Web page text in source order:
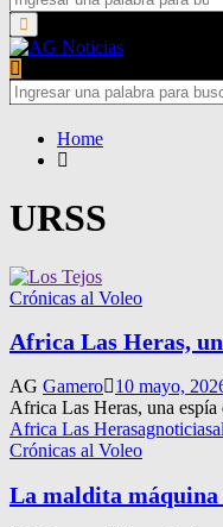
for:Primary
Menu
Search
for:
Home
URSS
Crónicas al Voleo
Africa Las Heras,
AG Gamero 10 mayo,
Africa Las Heras, una
Africa Las Herasagnoticias
Crónicas al Voleo
La maldita